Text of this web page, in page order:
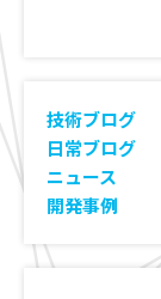
技術ブログ
日常ブログ
ニュース
開発事例